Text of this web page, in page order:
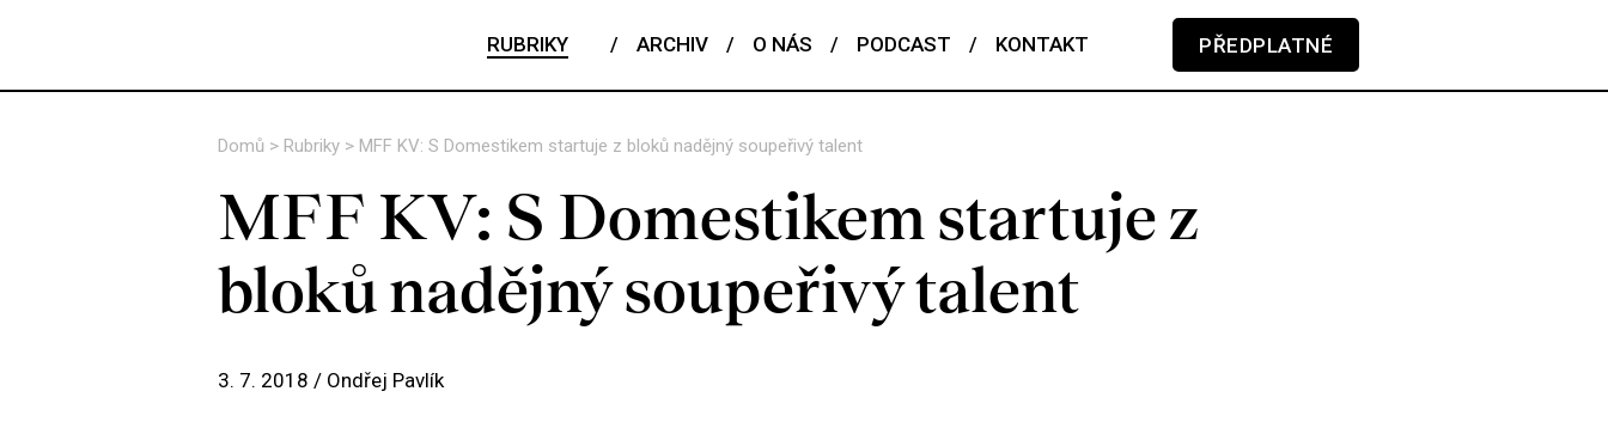
RUBRIKY / ARCHIV / O NÁS / PODCAST / KONTAKT PŘEDPLATNÉ
Domů > Rubriky > MFF KV: S Domestikem startuje z bloků nadějný soupeřivý talent
MFF KV: S Domestikem startuje z
bloků nadějný soupeřivý talent
3. 7. 2018 / Ondřej Pavlík